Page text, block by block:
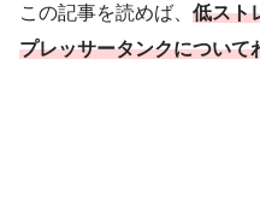
この記事を読めば、 低スト
プレッサータンクについて